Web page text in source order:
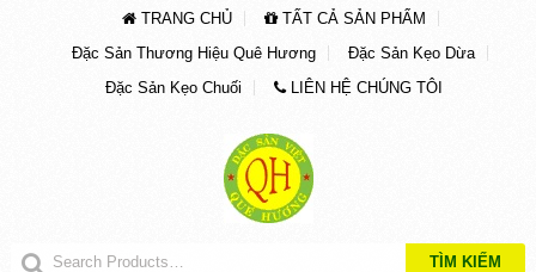
TRANG CHỦ
TẤT CẢ SẢN PHẨM
Đặc Sản Thương Hiệu Quê Hương
Đặc Sản Kẹo Dừa
Đặc Sản Kẹo Chuối
LIÊN HỆ CHÚNG TÔI
TÌM KIẾM